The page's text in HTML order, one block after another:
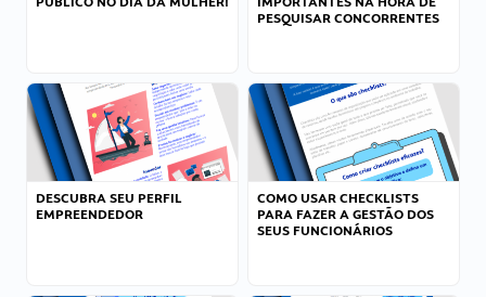
PESQUISAR CONCORRENTES
DESCUBRA SEU PERFIL
EMPREENDEDOR
COMO USAR CHECKLISTS
PARA FAZER A GESTÃO DOS
SEUS FUNCIONÁRIOS